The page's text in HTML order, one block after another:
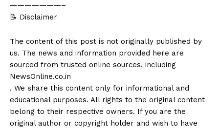
———————–
📝 Disclaimer
The content of this post is not originally published by
us. The news and information provided here are
sourced from trusted online sources, including
NewsOnline.co.in
. We share this content only for informational and
educational purposes. All rights to the original content
belong to their respective owners. If you are the
original author or copyright holder and wish to have